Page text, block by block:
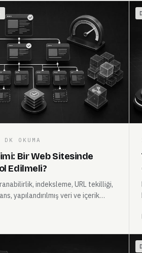
DK OKUMA
Bir Web Sitesinde
Edilmeli?
indeksleme, URL tekilliği,
yapılandırılmış veri ve içerik